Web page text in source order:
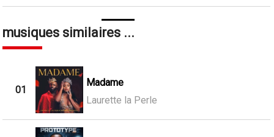
musiques similaires ...
01
Madame
Laurette la Perle